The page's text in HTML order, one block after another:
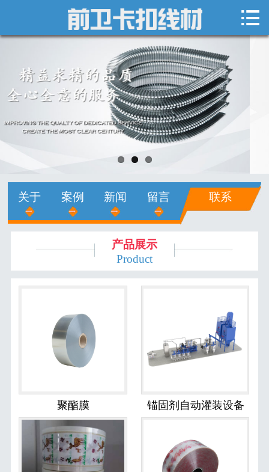
 网站首页
关于我们
新闻中心
产品展示
销售网络
在线留言
联系我们

关于 案例 新闻 留言 联系
产品展示
Product
聚酯膜 锚固剂自动灌装设备